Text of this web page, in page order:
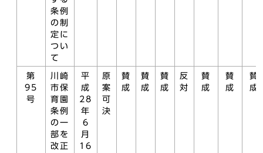
条例
の制
定に
つい
て
第
95
号
川崎
市保
育園
条例
の一
部を
改正
平
成
28
年
6
月
16
原
案
可
決
賛
成
賛
成
賛
成
反
対
賛
成
賛
成
賛
成